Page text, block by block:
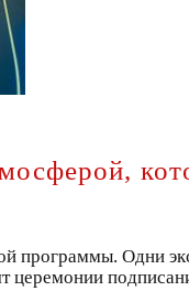
программы. Одни
церемонии